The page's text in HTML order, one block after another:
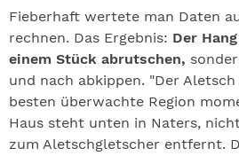
Fieberhaft wertete man Daten
rechnen. Das Ergebnis: Der
einem Stück abrutschen,
und nach abkippen. "Der
besten überwachte Region
Haus steht unten in Naters,
zum Aletschgletscher entfernt.